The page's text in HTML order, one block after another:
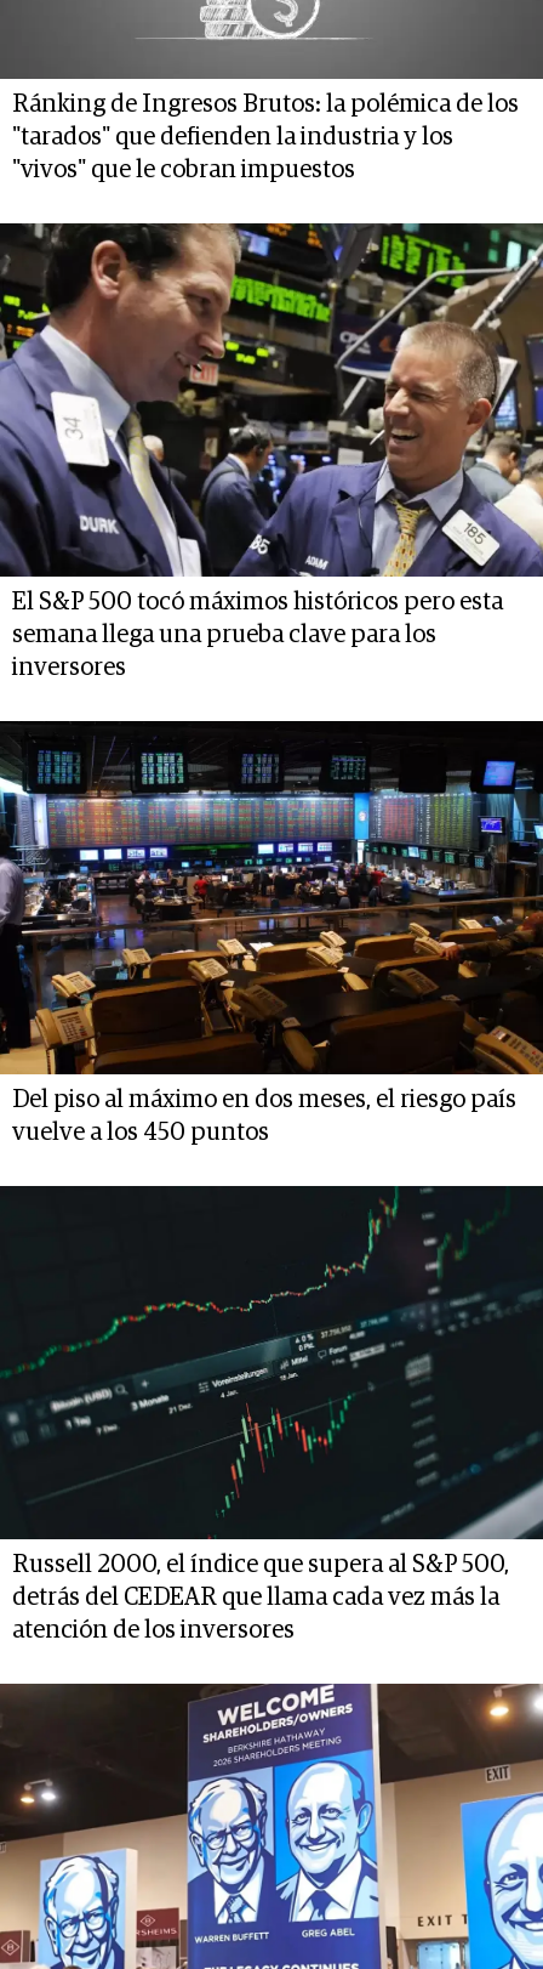
Ránking de Ingresos Brutos: la polémica de los
"tarados" que defienden la industria y los
"vivos" que le cobran impuestos
El S&P 500 tocó máximos históricos pero esta
semana llega una prueba clave para los
inversores
Del piso al máximo en dos meses, el riesgo país
vuelve a los 450 puntos
Russell 2000, el índice que supera al S&P 500,
detrás del CEDEAR que llama cada vez más la
atención de los inversores